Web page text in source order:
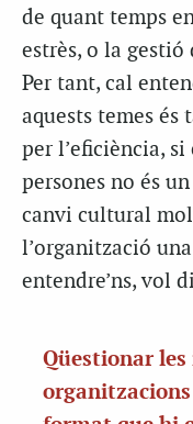
de quant temps
estrès, o la gestió
Per tant, cal
aquests temes és
per l’eficiència, si
persones no és
canvi cultural
l’organització
entendre’ns, vol
Qüestionar les